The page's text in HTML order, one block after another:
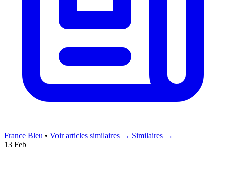
France Bleu • Voir articles similaires → Similaires →
13 Feb